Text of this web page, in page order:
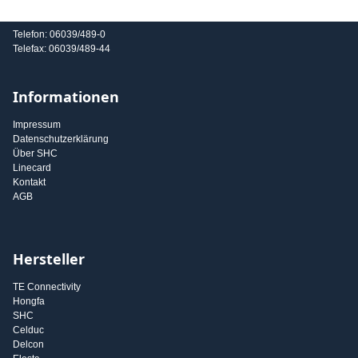
Telefon: 06039/489-0
Telefax: 06039/489-44
Informationen
Impressum
Datenschutzerklärung
Über SHC
Linecard
Kontakt
AGB
Hersteller
TE Connectivity
Hongfa
SHC
Celduc
Delcon